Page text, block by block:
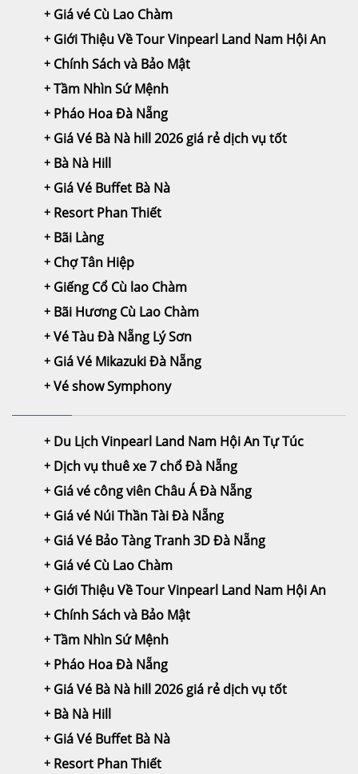
Giá vé Cù Lao Chàm
Giới Thiệu Về Tour Vinpearl Land Nam Hội An
Chính Sách và Bảo Mật
Tầm Nhìn Sứ Mệnh
Pháo Hoa Đà Nẵng
Giá Vé Bà Nà hill 2026 giá rẻ dịch vụ tốt
Bà Nà Hill
Giá Vé Buffet Bà Nà
Resort Phan Thiết
Bãi Làng
Chợ Tân Hiệp
Giếng Cổ Cù lao Chàm
Bãi Hương Cù Lao Chàm
Vé Tàu Đà Nẵng Lý Sơn
Giá Vé Mikazuki Đà Nẵng
Vé show Symphony
Du Lịch Vinpearl Land Nam Hội An Tự Túc
Dịch vụ thuê xe 7 chổ Đà Nẵng
Giá vé công viên Châu Á Đà Nẵng
Giá vé Núi Thần Tài Đà Nẵng
Giá Vé Bảo Tàng Tranh 3D Đà Nẵng
Giá vé Cù Lao Chàm
Giới Thiệu Về Tour Vinpearl Land Nam Hội An
Chính Sách và Bảo Mật
Tầm Nhìn Sứ Mệnh
Pháo Hoa Đà Nẵng
Giá Vé Bà Nà hill 2026 giá rẻ dịch vụ tốt
Bà Nà Hill
Giá Vé Buffet Bà Nà
Resort Phan Thiết